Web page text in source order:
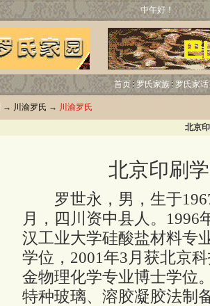
中午好！
首页 罗氏家族 罗氏家话
→ 川渝罗氏 → 川渝罗氏
北京
北京印刷
罗世永，男，生于
月，四川资中县人。1996
汉工业大学硅酸盐材料专
学位，2001年3月获北京
金物理化学专业博士学位
特种玻璃、溶胶凝胶法制